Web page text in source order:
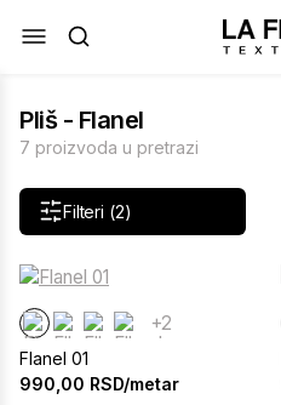
Pliš - Flanel
7 proizvoda u pretrazi
Filteri (2)
+2
Flanel 01
990,00 RSD/metar